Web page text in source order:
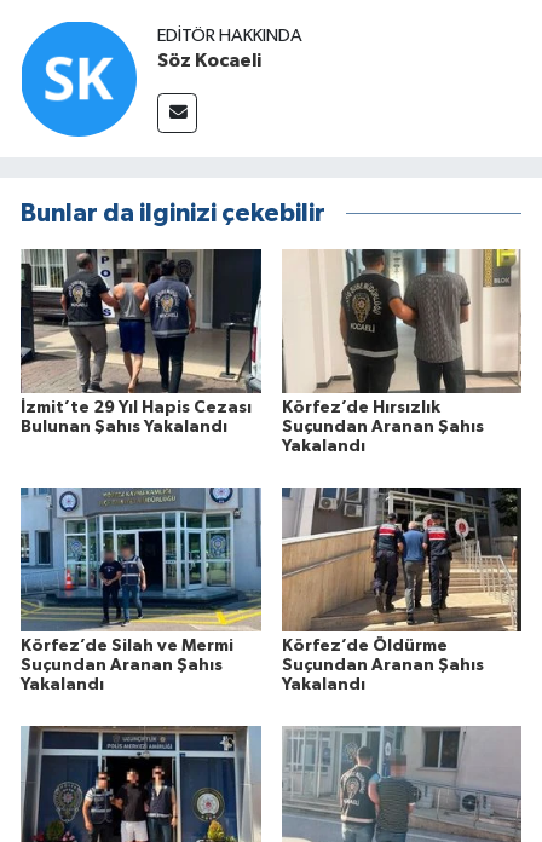
EDITÖR HAKKINDA
Söz Kocaeli
Bunlar da ilginizi çekebilir
İzmit’te 29 Yıl Hapis Cezası
Bulunan Şahıs Yakalandı
Körfez’de Hırsızlık
Suçundan Aranan Şahıs
Yakalandı
Körfez’de Silah ve Mermi
Suçundan Aranan Şahıs
Yakalandı
Körfez’de Öldürme
Suçundan Aranan Şahıs
Yakalandı